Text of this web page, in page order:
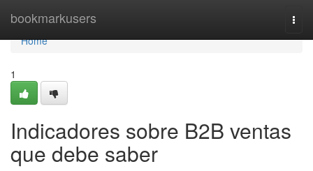
bookmarkusers
Home
Home
1
Indicadores sobre B2B ventas
que debe saber